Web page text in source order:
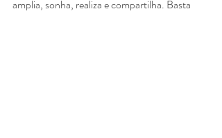
amplia, sonha, realiza e compartilha. Basta